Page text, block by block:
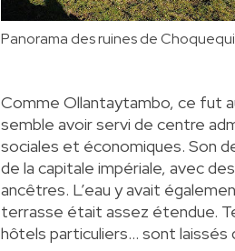
Panorama des ruines de
Comme Ollantaytambo, ce fut
semble avoir servi de centre
sociales et économiques. Son
de la capitale impériale, avec
ancêtres. L’eau y avait
terrasse était assez étendue.
hôtels particuliers… sont laissés